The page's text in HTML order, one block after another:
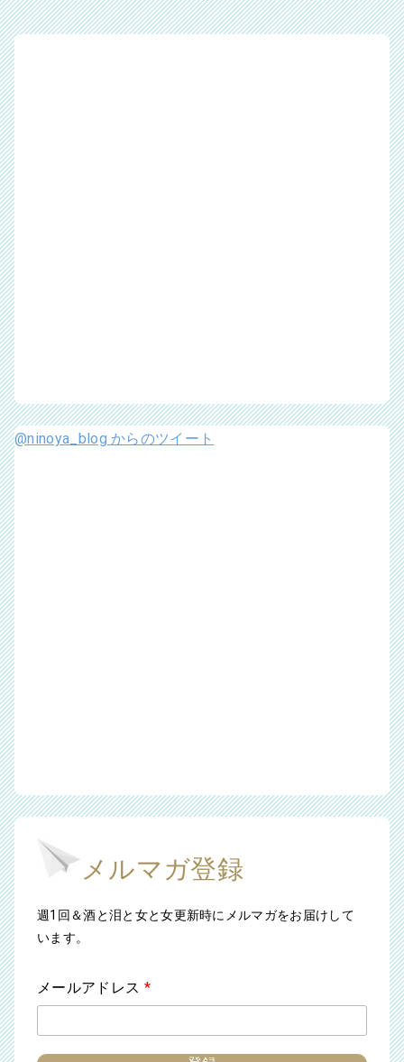
@ninoya_blog からのツイート
メルマガ登録
週1回＆酒と泪と女と女更新時にメルマガをお届けして
います。
メールアドレス *